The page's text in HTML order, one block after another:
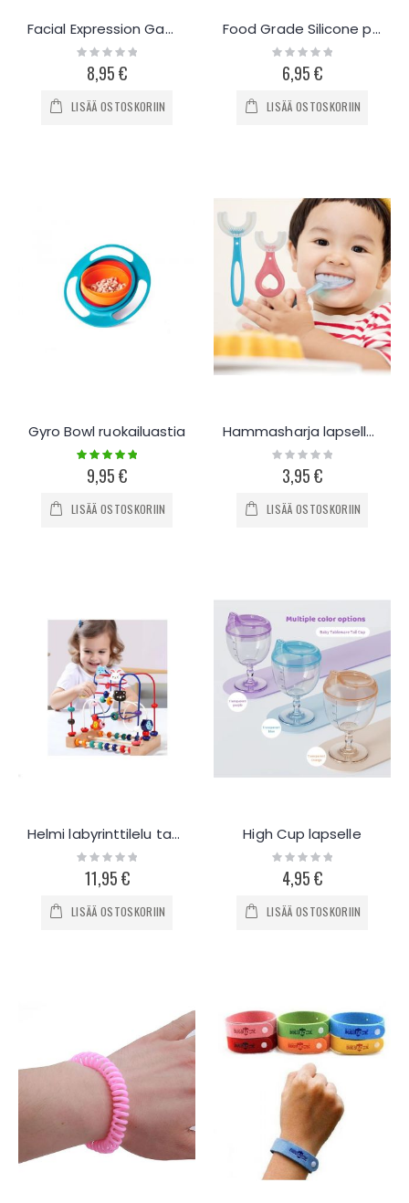
Facial Expression Game
Rating:
0%8,95 €
LISÄÄ OSTOSKORIIN
Food Grade Silicone purulelu
Rating:
0%6,95 €
LISÄÄ OSTOSKORIIN
Gyro Bowl ruokailuastia
Rating:
100%
9,95 €
LISÄÄ OSTOSKORIIN
Hammasharja lapselle 360
Rating:
0%3,95 €
LISÄÄ OSTOSKORIIN
Helmi labyrinttilelu taaperoille
Rating:
0%
11,95 €
LISÄÄ OSTOSKORIIN
High Cup lapselle
Rating:
0%4,95 €
LISÄÄ OSTOSKORIIN